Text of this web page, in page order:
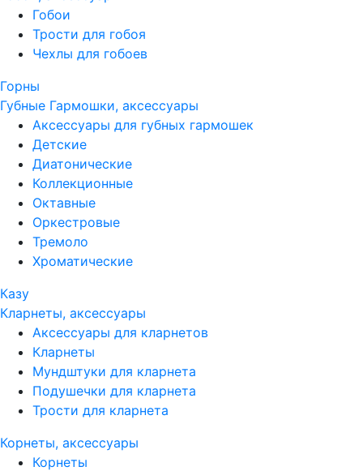
Гобои
Трости для гобоя
Чехлы для гобоев
Горны
Губные Гармошки, аксессуары
Аксессуары для губных гармошек
Детские
Диатонические
Коллекционные
Октавные
Оркестровые
Тремоло
Хроматические
Казу
Кларнеты, аксессуары
Аксессуары для кларнетов
Кларнеты
Мундштуки для кларнета
Подушечки для кларнета
Трости для кларнета
Корнеты, аксессуары
Корнеты